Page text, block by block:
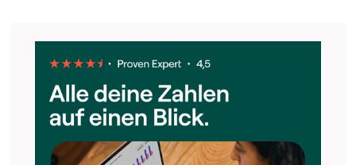
aufbewahren. Denn möglicherweise werden zukünftig
staatliche Förderungen eingeführt, für die dein